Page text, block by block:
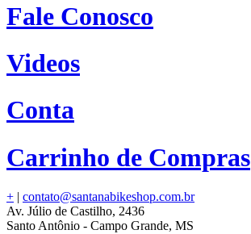
Fale Conosco
Videos
Conta
Carrinho de Compras
+ | contato@santanabikeshop.com.br
Av. Júlio de Castilho, 2436
Santo Antônio - Campo Grande, MS